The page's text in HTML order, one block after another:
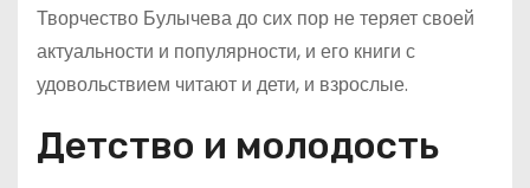
Творчество Булычева до сих пор не теряет своей
актуальности и популярности, и его книги с
удовольствием читают и дети, и взрослые.
Детство и молодость